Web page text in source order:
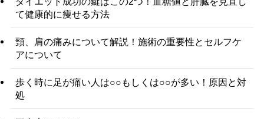
て健康的に痩せる方法
頸、肩の痛みについて解説！施術の重要性とセルフケ
アについて
歩く時に足が痛い人は○○もしくは○○が多い！原因と対
処